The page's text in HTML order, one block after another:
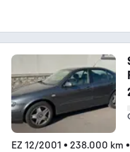
EZ 12/2001 • 238.000 km •